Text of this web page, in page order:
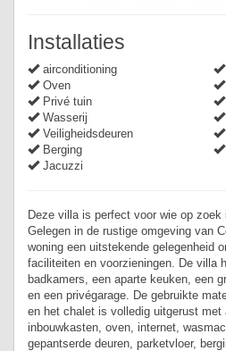
Installaties
airconditioning
Oven
Privé tuin
Wasserij
Veiligheidsdeuren
Berging
Jacuzzi
Deze villa is perfect voor wie op
Gelegen in de rustige omgeving van
woning een uitstekende gelegenheid
faciliteiten en voorzieningen. De villa
badkamers, een aparte keuken, een
en een privégarage. De gebruikte
en het chalet is volledig uitgerust met
inbouwkasten, oven, internet,
gepantserde deuren, parketvloer,